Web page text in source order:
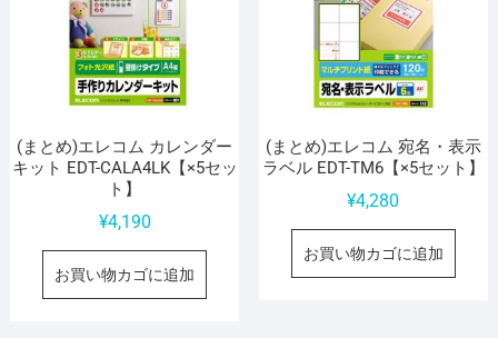
(まとめ)エレコム カレンダー
キット EDT-CALA4LK【×5セッ
ト】
¥4,190
お買い物カゴに追加
(まとめ)エレコム 宛名・表示
ラベル EDT-TM6【×5セット】
¥4,280
お買い物カゴに追加